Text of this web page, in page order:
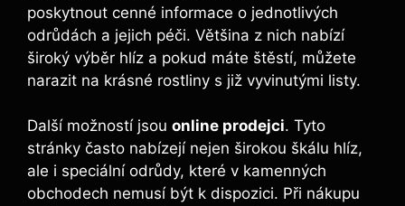
poskytnout cenné informace o jednotlivých
odrůdách a jejich péči. Většina z nich nabízí
široký výběr hlíz a pokud máte štěstí, můžete
narazit na krásné rostliny s již vyvinutými listy.
Další možností jsou online prodejci. Tyto
stránky často nabízejí nejen širokou škálu hlíz,
ale i speciální odrůdy, které v kamenných
obchodech nemusí být k dispozici. Při nákupu